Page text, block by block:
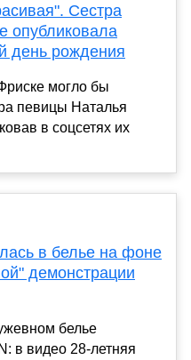
Сестра
опубликовала
день рождения
могло бы
певицы Наталья
в соцсетях их
в белье на фоне
демонстрации
белье
в видео 28-летняя